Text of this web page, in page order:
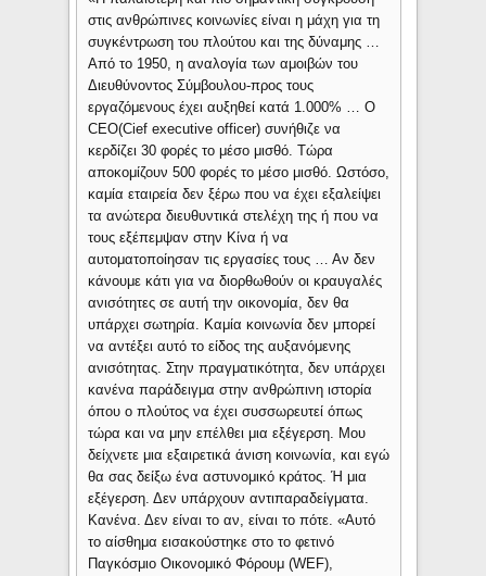
στις ανθρώπινες κοινωνίες είναι η μάχη για τη
συγκέντρωση του πλούτου και της δύναμης …
Από το 1950, η αναλογία των αμοιβών του
Διευθύνοντος Σύμβουλου-προς τους
εργαζόμενους έχει αυξηθεί κατά 1.000% … O
CEO(Cief executive officer) συνήθιζε να
κερδίζει 30 φορές το μέσο μισθό. Τώρα
αποκομίζουν 500 φορές το μέσο μισθό. Ωστόσο,
καμία εταιρεία δεν ξέρω που να έχει εξαλείψει
τα ανώτερα διευθυντικά στελέχη της ή που να
τους εξέπεμψαν στην Κίνα ή να
αυτοματοποίησαν τις εργασίες τους … Αν δεν
κάνουμε κάτι για να διορθωθούν οι κραυγαλές
ανισότητες σε αυτή την οικονομία, δεν θα
υπάρχει σωτηρία. Καμία κοινωνία δεν μπορεί
να αντέξει αυτό το είδος της αυξανόμενης
ανισότητας. Στην πραγματικότητα, δεν υπάρχει
κανένα παράδειγμα στην ανθρώπινη ιστορία
όπου ο πλούτος να έχει συσσωρευτεί όπως
τώρα και να μην επέλθει μια εξέγερση. Μου
δείχνετε μια εξαιρετικά άνιση κοινωνία, και εγώ
θα σας δείξω ένα αστυνομικό κράτος. Ή μια
εξέγερση. Δεν υπάρχουν αντιπαραδείγματα.
Κανένα. Δεν είναι το αν, είναι το πότε. «Αυτό
το αίσθημα εισακούστηκε στο το φετινό
Παγκόσμιο Οικονομικό Φόρουμ (WEF),